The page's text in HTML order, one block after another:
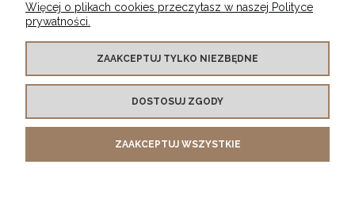
KONTAKT Z NAMI
MOJE KONTO
Więcej o plikach cookies przeczytasz w naszej Polityce
prywatności.
ZAAKCEPTUJ TYLKO NIEZBĘDNE
DOSTOSUJ ZGODY
ZAAKCEPTUJ WSZYSTKIE